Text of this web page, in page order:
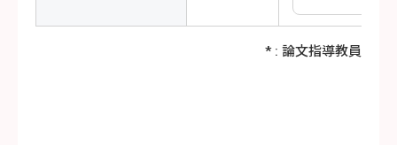
* : 論文指導教員